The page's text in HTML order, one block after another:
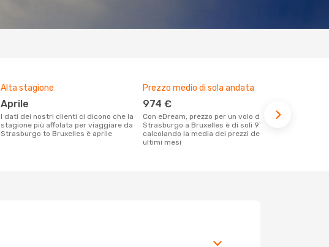
Alta stagione
aprile
I dati dei nostri clienti ci dicono che la
stagione più affolata per viaggiare da
Strasburgo to Bruxelles è aprile
Prezzo medio di sola andata
974 €
Con eDream, prezzo per un volo da
Strasburgo a Bruxelles è di soli 974 €
calcolando la media dei prezzi degli
ultimi mesi